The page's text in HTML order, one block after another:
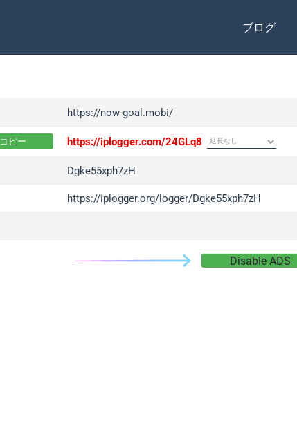
ブログ
https://now-goal.mobi/
コピー https://iplogger.com/24GLq8
Dgke55xph7zH
https://iplogger.org/logger/Dgke55xph7zH
Disable ADS